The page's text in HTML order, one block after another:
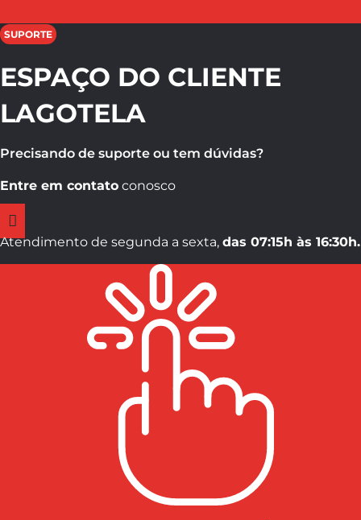
SUPORTE
ESPAÇO DO CLIENTE
LAGOTELA
Precisando de suporte ou tem dúvidas?
Entre em contato conosco
Atendimento de segunda a sexta, das 07:15h às 16:30h.